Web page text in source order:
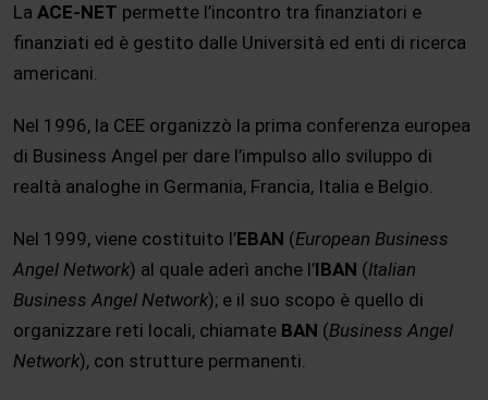
La ACE-NET permette l’incontro tra finanziatori e
finanziati ed è gestito dalle Università ed enti di ricerca
americani.
Nel 1996, la CEE organizzò la prima conferenza europea
di Business Angel per dare l’impulso allo sviluppo di
realtà analoghe in Germania, Francia, Italia e Belgio.
Nel 1999, viene costituito l’EBAN (European Business
Angel Network) al quale aderì anche l’IBAN (Italian
Business Angel Network); e il suo scopo è quello di
organizzare reti locali, chiamate BAN (Business Angel
Network), con strutture permanenti.